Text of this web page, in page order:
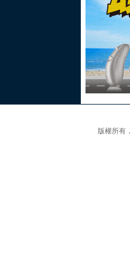
版權所有